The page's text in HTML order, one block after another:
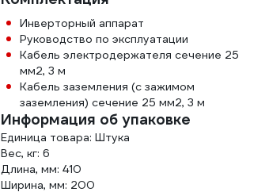
Инверторный аппарат
Руководство по эксплуатации
Кабель электродержателя сечение 25
мм2, 3 м
Кабель заземления (с зажимом
заземления) сечение 25 мм2, 3 м
Информация об упаковке
Единица товара: Штука
Вес, кг: 6
Длина, мм: 410
Ширина, мм: 200